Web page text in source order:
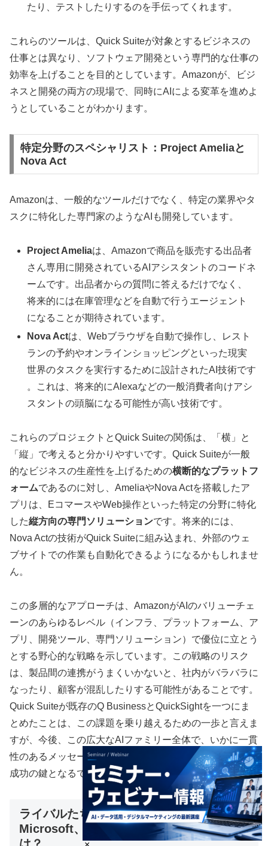
たり、テストしたりするのを手伝ってくれます。
これらのツールは、Quick Suiteが対象とするビジネスの
仕事とは異なり、ソフトウェア開発という専門的な仕事の
効率を上げることを目的としています。Amazonが、ビジ
ネスと開発の両方の現場で、同時にAIによる変革を進めよ
うとしていることがわかります。
特定分野のスペシャリスト：Project Ameliaと
Nova Act
Amazonは、一般的なツールだけでなく、特定の業界やタ
スクに特化した専門家のようなAIも開発しています。
Project Ameliaは、Amazonで商品を販売する出品者
さん専用に開発されているAIアシスタントのコードネ
ームです。出品者からの質問に答えるだけでなく、
将来的には在庫管理などを自動で行うエージェント
になることが期待されています。
Nova Actは、Webブラウザを自動で操作し、レスト
ランの予約やオンラインショッピングといった現実
世界のタスクを実行するために設計されたAI技術です
。これは、将来的にAlexaなどの一般消費者向けアシ
スタントの頭脳になる可能性が高い技術です。
これらのプロジェクトとQuick Suiteの関係は、「横」と
「縦」で考えると分かりやすいです。Quick Suiteが一般
的なビジネスの生産性を上げるための横断的なプラットフ
ォームであるのに対し、AmeliaやNova Actを搭載したア
プリは、EコマースやWeb操作といった特定の分野に特化
した縦方向の専門ソリューションです。将来的には、
Nova Actの技術がQuick Suiteに組み込まれ、外部のウェ
ブサイトでの作業も自動化できるようになるかもしれませ
ん。
この多層的なアプローチは、AmazonがAIのバリューチェ
ーンのあらゆるレベル（インフラ、プラットフォーム、ア
プリ、開発ツール、専門ソリューション）で優位に立とう
とする野心的な戦略を示しています。この戦略のリスク
は、製品間の連携がうまくいかないと、社内がバラバラに
なったり、顧客が混乱したりする可能性があることです。
Quick Suiteが既存のQ BusinessとQuickSightを一つにま
とめたことは、この課題を乗り越えるための一歩と言えま
すが、今後、この広大なAIファミリー全体で、いかに一貫
性のあるメッセージと使いやすい体験を提供できるかが、
成功の鍵となるでしょう。
ライバルたちのAIアシスタント：
Microsoft、Google、Salesforceとの違い